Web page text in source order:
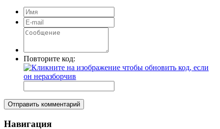
Повторите код:
Отправить комментарий
Навигация